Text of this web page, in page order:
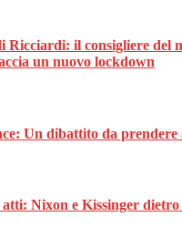
Ricciardi: il consigliere del
un nuovo lockdown
Un dibattito da prendere
atti: Nixon e Kissinger